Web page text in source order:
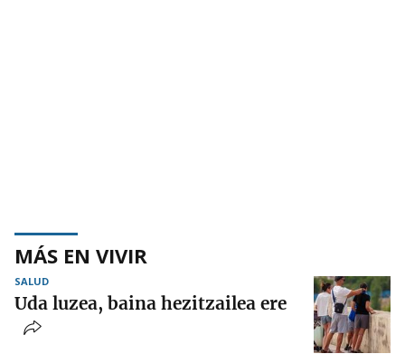
MÁS EN VIVIR
SALUD
Uda luzea, baina hezitzailea ere